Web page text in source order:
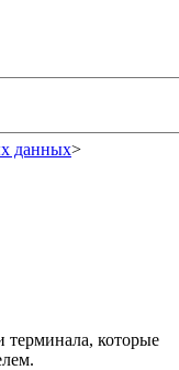
данных>
терминала, которые